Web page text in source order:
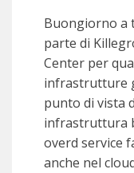
Buongiorno a
parte di
Center per
infrastrutture
punto di vista
infrastruttura
overd service
anche nel